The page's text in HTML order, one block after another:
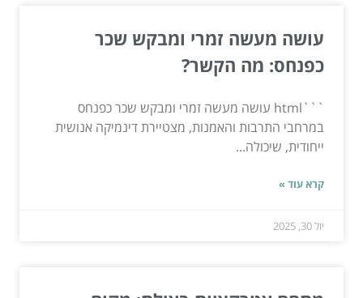
עושה מעשה זמרי ומבקש שכר
כפנחס: מה הקשר?
```html עושה מעשה זמרי ומבקש שכר כפנחס
במרחבי התרבות והאמנות, מצטיירת דינמיקה אנושית
ייחודית, שיכולה...
קרא עוד »
יול 30, 2025